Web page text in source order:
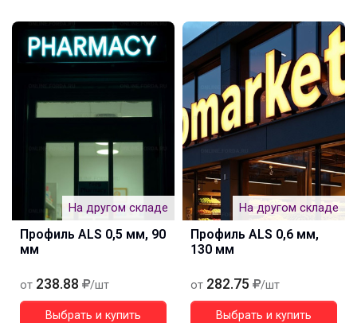
На другом складе
Профиль ALS 0,5 мм, 90
мм
от 238.88 /шт
Выбрать и купить
На другом складе
Профиль ALS 0,6 мм,
130 мм
от 282.75 /шт
Выбрать и купить